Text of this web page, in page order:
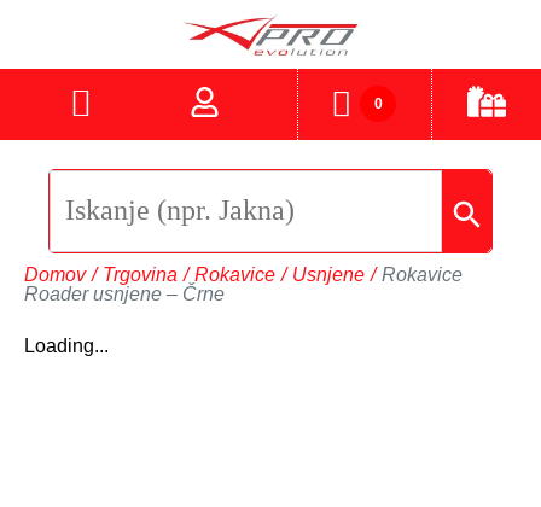
0
Domov / Trgovina / Rokavice / Usnjene / Rokavice
Roader usnjene – Črne
Loading...